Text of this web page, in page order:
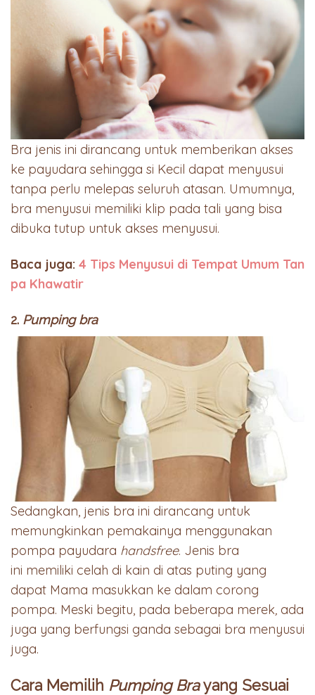
Bra jenis ini dirancang untuk memberikan akses
ke payudara sehingga si Kecil dapat menyusui
tanpa perlu melepas seluruh atasan. Umumnya,
bra menyusui memiliki klip pada tali yang bisa
dibuka tutup untuk akses menyusui.
Baca juga: 4 Tips Menyusui di Tempat Umum Tan
pa Khawatir
2. Pumping bra
Sedangkan, jenis bra ini dirancang untuk
memungkinkan pemakainya menggunakan
pompa payudara handsfree. Jenis bra
ini memiliki celah di kain di atas puting yang
dapat Mama masukkan ke dalam corong
pompa. Meski begitu, pada beberapa merek, ada
juga yang berfungsi ganda sebagai bra menyusui
juga.
Cara Memilih Pumping Brayang Sesuai